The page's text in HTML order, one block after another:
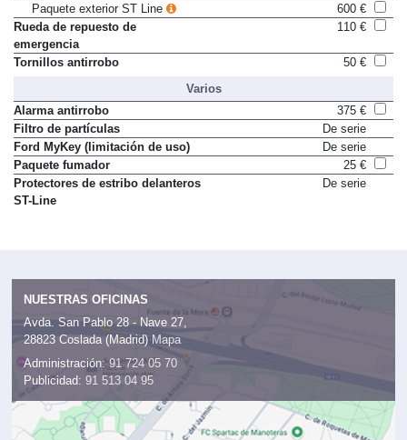
Paquete exterior ST Line
600 €
Rueda de repuesto de
emergencia
110 €
Tornillos antirrobo
50 €
Varios
Alarma antirrobo
375 €
Filtro de partículas
De serie
Ford MyKey (limitación de uso)
De serie
Paquete fumador
25 €
Protectores de estribo delanteros
ST-Line
De serie
NUESTRAS OFICINAS
Avda. San Pablo 28 - Nave 27,
28823 Coslada (Madrid) Mapa
Administración: 91 724 05 70
Publicidad: 91 513 04 95